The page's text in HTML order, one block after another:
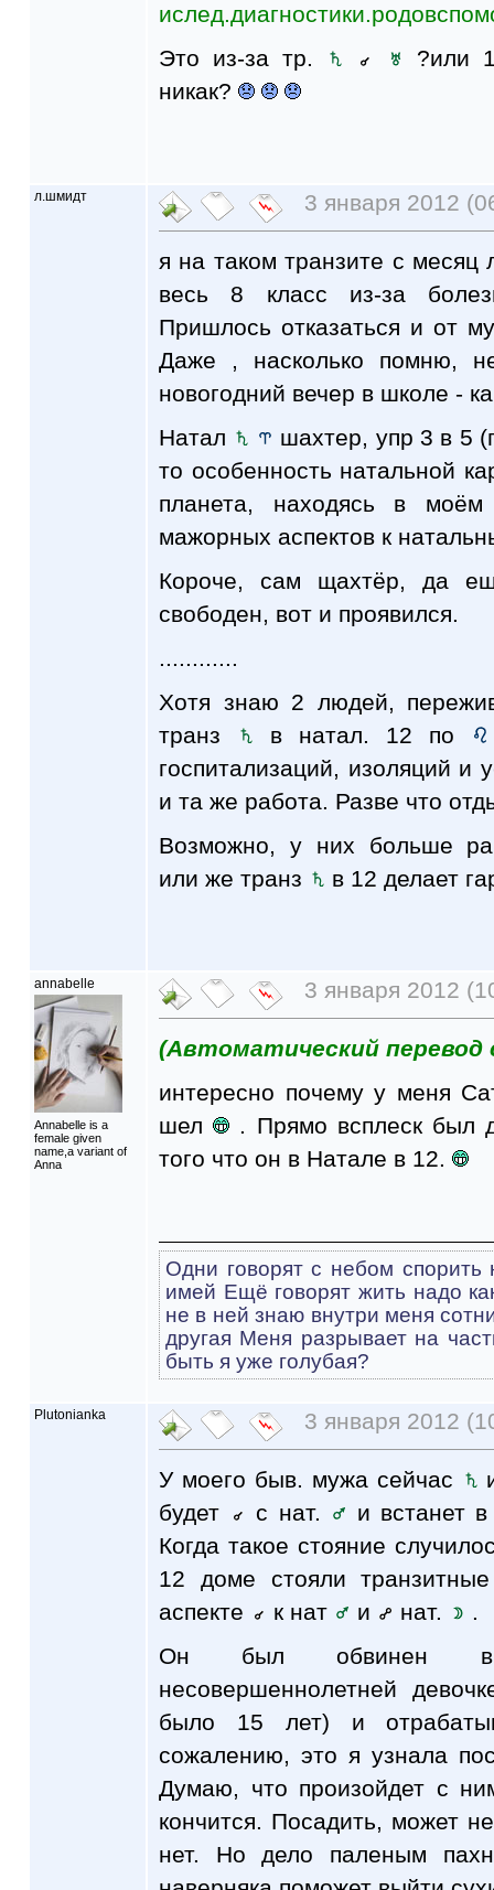
Это из-за тр.
?или
никак?
л.шмидт 3 января 2012
я на таком транзите с
весь 8 класс из-за
Пришлось отказаться и от
Даже , насколько помню,
новогодний вечер в школе -
Натал
шахтер, упр 3 в 5
то особенность натальной
планета, находясь в
мажорных аспектов к
Короче, сам щахтёр, да
свободен, вот и проявился.
............
Хотя знаю 2 людей,
транз
в натал. 12 по
госпитализаций, изоляций и
и та же работа. Разве что
Возможно, у них больше
или же транз
в 12 делает
annabelle
Annabelle is a
female given
name,a variant of
Anna
3 января 2012
(Автоматический перевод
интересно почему у меня
шел
. Прямо всплеск был
того что он в Натале в 12.
Одни говорят с небом спорить
имей Ещё говорят жить надо
не в ней знаю внутри меня
другая Меня разрывает на
быть я уже голубая?
Plutonianka 3 января 2012
У моего быв. мужа сейчас
будет
с нат.
и встанет
Когда такое стояние
12 доме стояли
аспекте
к нат и нат.
.
Он был обвинен в
несовершеннолетней
было 15 лет) и
сожалению, это я узнала
Думаю, что произойдет с
кончится. Посадить, может
нет. Но дело паленым